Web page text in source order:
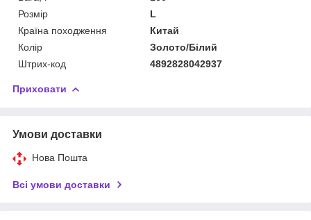
Розмір
L
Країна походження
Китай
Колір
Золото/Білий
Штрих-код
4892828042937
Приховати
Умови доставки
Нова Пошта
Всі умови доставки